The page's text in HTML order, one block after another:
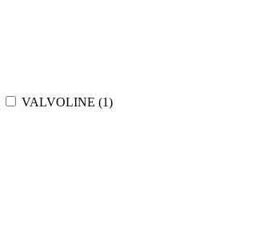
VALVOLINE (1)